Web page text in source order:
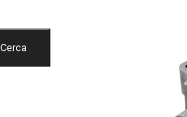
Cerca